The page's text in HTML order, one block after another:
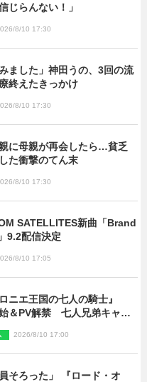
じらんない！」
8/10 17:30
みました」神田うの、3回の流
終えたきっかけ
8/10 17:30
に母親が再会したら…貧乏
た衝撃のてん末
8/10 17:30
SATELLITES新曲「Brand
9.2配信決定
8/10 17:05
ニエ王国の七人の騎士』
＆PV解禁 七人兄弟キャス
2026/8/10 17:00
そろった」 『ロード・オ